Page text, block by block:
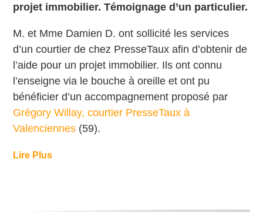
projet immobilier. Témoignage d’un particulier.
M. et Mme Damien D. ont sollicité les services
d’un courtier de chez PresseTaux afin d’obtenir de
l’aide pour un projet immobilier. Ilsont connu
l’enseigne via le bouche à oreille et ont pu
bénéficier d’un accompagnement proposé par
Grégory Willay, courtier PresseTaux à
Valenciennes (59).
Lire Plus